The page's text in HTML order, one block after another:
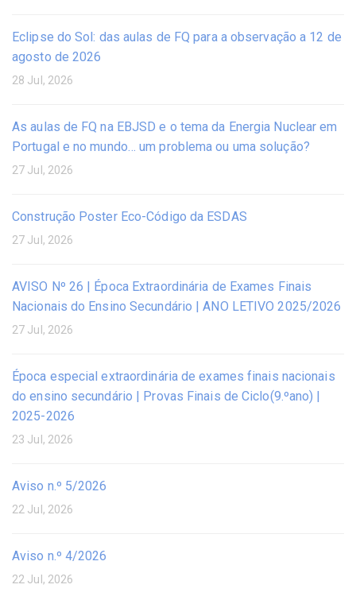
Eclipse do Sol: das aulas de FQ para a observação a 12 de
agosto de 2026
28 Jul, 2026
As aulas de FQ na EBJSD e o tema da Energia Nuclear em
Portugal e no mundo… um problema ou uma solução?
27 Jul, 2026
Construção Poster Eco-Código da ESDAS
27 Jul, 2026
AVISO Nº 26 | Época Extraordinária de Exames Finais
Nacionais do Ensino Secundário | ANO LETIVO 2025/2026
27 Jul, 2026
Época especial extraordinária de exames finais nacionais
do ensino secundário | Provas Finais de Ciclo(9.ºano) |
2025-2026
23 Jul, 2026
Aviso n.º 5/2026
22 Jul, 2026
Aviso n.º 4/2026
22 Jul, 2026